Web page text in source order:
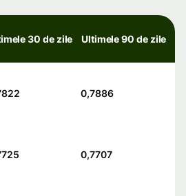
30 de zile Ultimele 90 de zile
0,7886
0,7707